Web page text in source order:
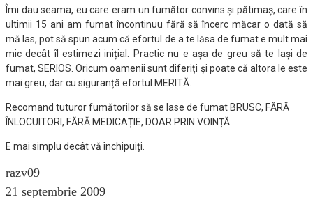
Îmi dau seama, eu care eram un fumător convins și pătimaș, care în
ultimii 15 ani am fumat încontinuu fără să încerc măcar o dată să
mă las, pot să spun acum că efortul de a te lăsa de fumat e mult mai
mic decât îl estimezi inițial. Practic nu e așa de greu să te lași de
fumat, SERIOS. Oricum oamenii sunt diferiți și poate că altora le este
mai greu, dar cu siguranță efortul MERITĂ.
Recomand tuturor fumătorilor să se lase de fumat BRUSC, FĂRĂ
ÎNLOCUITORI, FĂRĂ MEDICAȚIE, DOAR PRIN VOINȚĂ.
E mai simplu decât vă închipuiți.
razv09
21 septembrie 2009